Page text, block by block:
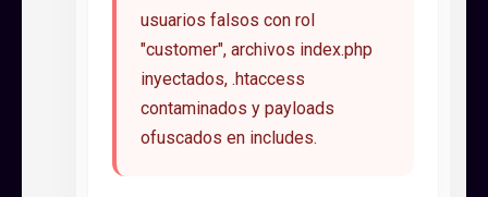
usuarios falsos con rol
"customer", archivos index.php
inyectados, .htaccess
contaminados y payloads
ofuscados en includes.